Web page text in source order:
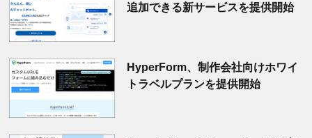
追加できる新サービスを提供開始
HyperForm、制作会社向けホワイ
トラベルプランを提供開始